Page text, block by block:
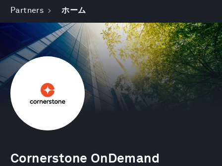
Partners ホーム
Cornerstone OnDemand